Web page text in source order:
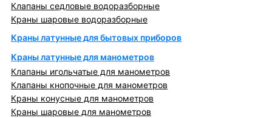
Клапаны седловые водоразборные
Краны шаровые водоразборные
Краны латунные для бытовых приборов
Краны латунные для манометров
Клапаны игольчатые для манометров
Клапаны кнопочные для манометров
Краны конусные для манометров
Краны шаровые для манометров